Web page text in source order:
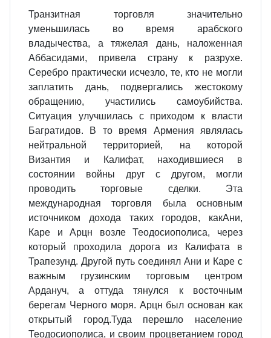
Транзитная торговля значительно
уменьшилась во время арабского
владычества, а тяжелая дань, наложенная
Аббасидами, привела страну к разрухе.
Серебро практически исчезло, те, кто не могли
заплатить дань, подвергались жестокому
обращению, участились самоубийства.
Ситуация улучшилась с приходом к власти
Багратидов. В то время Армения являлась
нейтральной территорией, на которой
Византия и Калифат, находившиеся в
состоянии войны друг с другом, могли
проводить торговые сделки. Эта
международная торговля была основным
источником дохода таких городов, какАни,
Каре и Арцн возле Теодосиополиса, через
который проходила дорога из Калифата в
Трапезунд. Другой путь соединял Ани и Каре с
важным грузинским торговым центром
Ардануч, а оттуда тянулся к восточным
берегам Черного моря. Арцн был основан как
открытый город.Туда перешло население
Теодосиополиса, и своим процветанием город